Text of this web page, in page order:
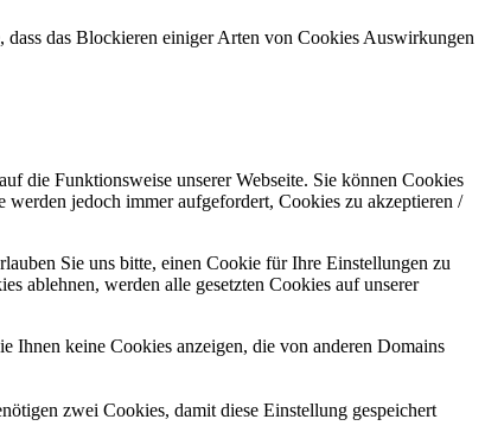
das Blockieren einiger Arten von Cookies Auswirkungen
die Funktionsweise unserer Webseite. Sie können Cookies
jedoch immer aufgefordert, Cookies zu akzeptieren /
Sie uns bitte, einen Cookie für Ihre Einstellungen zu
ablehnen, werden alle gesetzten Cookies auf unserer
Ihnen keine Cookies anzeigen, die von anderen Domains
zwei Cookies, damit diese Einstellung gespeichert